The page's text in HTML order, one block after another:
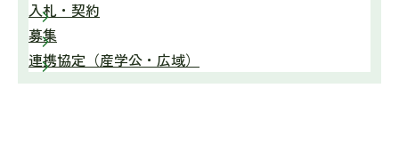
入札・契約
募集
連携協定（産学公・広域）